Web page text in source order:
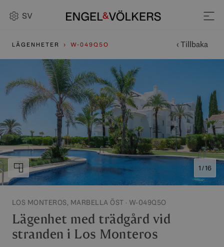
SV
LÄGENHETER W-049Q5O ‹ Tillbaka
1 / 16
LOS MONTEROS, MARBELLA ÖST · W-049Q5O
Lägenhet med trädgård vid
stranden i Los Monteros